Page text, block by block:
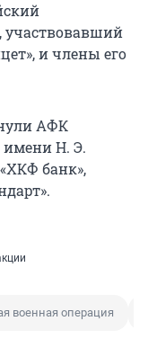
участвовавший
и члены его
АФК
имени Н. Э.
банк»,
военная операция